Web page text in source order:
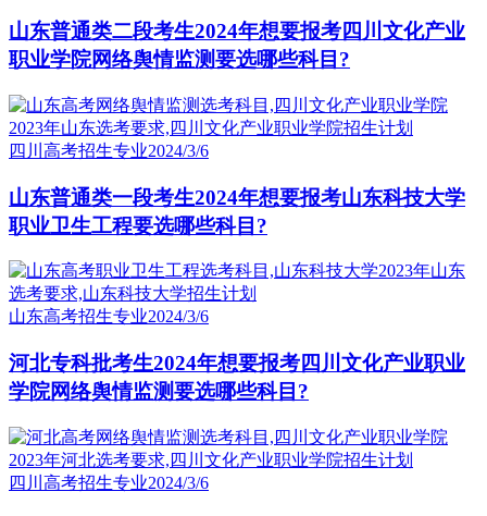
山东普通类二段考生2024年想要报考四川文化产业
职业学院网络舆情监测要选哪些科目?
四川高考招生专业2024/3/6
山东普通类一段考生2024年想要报考山东科技大学
职业卫生工程要选哪些科目?
山东高考招生专业2024/3/6
河北专科批考生2024年想要报考四川文化产业职业
学院网络舆情监测要选哪些科目?
四川高考招生专业2024/3/6